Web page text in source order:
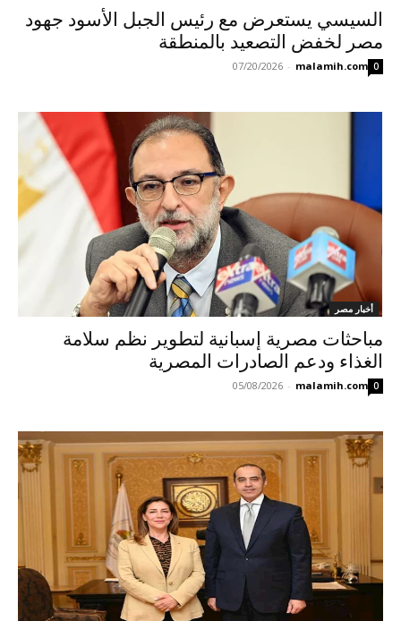
السيسي يستعرض مع رئيس الجبل الأسود جهود
مصر لخفض التصعيد بالمنطقة
malamih.com
-
07/20/2026 0
أخبار مصر
مباحثات مصرية إسبانية لتطوير نظم سلامة
الغذاء ودعم الصادرات المصرية
malamih.com
-
05/08/2026 0